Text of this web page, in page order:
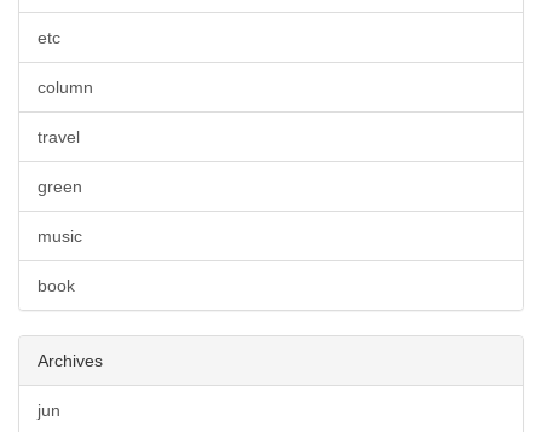
etc
column
travel
green
music
book
Archives
jun